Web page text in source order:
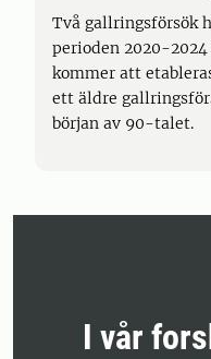
Två gallringsförsök
perioden 2020-
kommer att
ett äldre
början av 90-talet.
I vår